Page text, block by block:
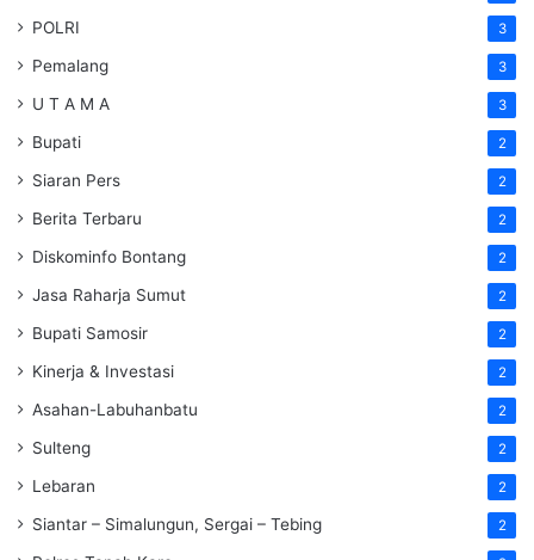
POLRI 3
Pemalang 3
U T A M A 3
Bupati 2
Siaran Pers 2
Berita Terbaru 2
Diskominfo Bontang 2
Jasa Raharja Sumut 2
Bupati Samosir 2
Kinerja & Investasi 2
Asahan-Labuhanbatu 2
Sulteng 2
Lebaran 2
Siantar – Simalungun, Sergai – Tebing 2